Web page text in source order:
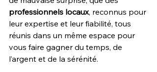
professionnels locaux, reconnus pour
leur expertise et leur fiabilité, tous
réunis dans un même espace pour
vous faire gagner du temps, de
l’argent et de la sérénité.